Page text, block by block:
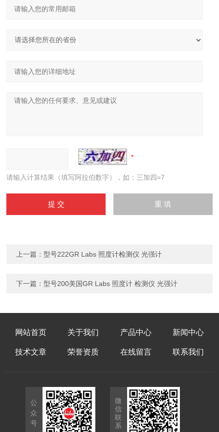
请输入计算结果（填写阿拉伯数字），如：三加四=7
上一篇：型号222GR Labs 照度计检测仪 光强计
下一篇：型号200美国GR Labs 照度计 检测仪 光强计
网站首页 关于我们 产品中心 新闻中心
技术文章 荣誉资质 在线留言 联系我们
公
众
号
微
信
联
系